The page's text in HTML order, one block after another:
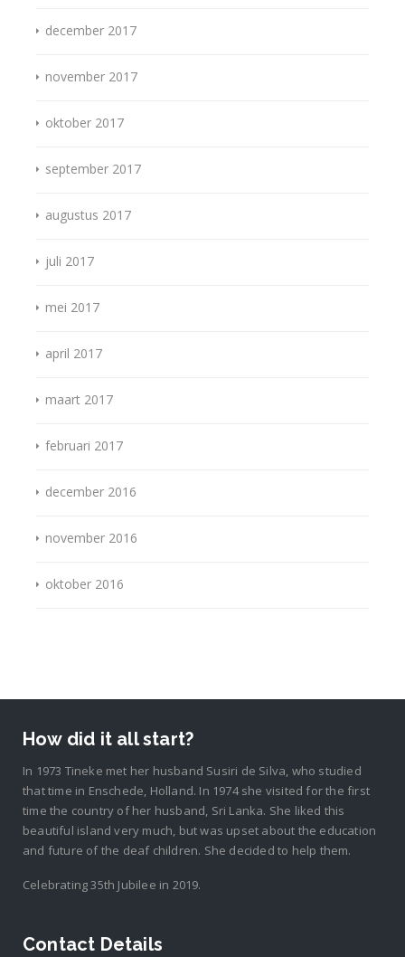
december 2017
november 2017
oktober 2017
september 2017
augustus 2017
juli 2017
mei 2017
april 2017
maart 2017
februari 2017
december 2016
november 2016
oktober 2016
How did it all start?
In 1973 Tineke met her husband Susiri de Silva, who studied
that time in Enschede, Holland. In 1974 she visited for the first
time the country of her husband, Sri Lanka. She liked this
beautiful island very much, but was upset about the education
and future of the deaf children. She decided to help them.
Celebrating 35th Jubilee in 2019.
Contact Details